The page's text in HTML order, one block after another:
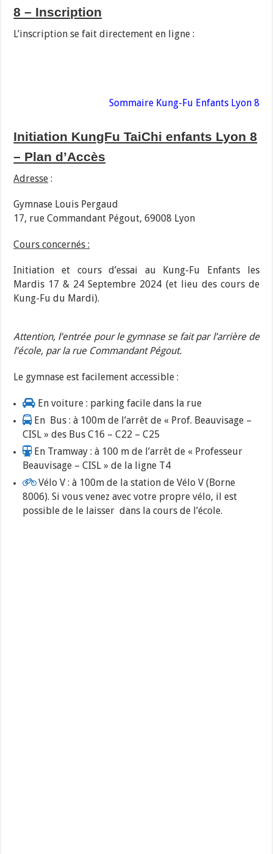
8 – Inscription
L’inscription se fait directement en ligne :
Sommaire Kung-Fu Enfants Lyon 8
Initiation KungFu TaiChi enfants Lyon 8
– Plan d’Accès
Adresse :
Gymnase Louis Pergaud
17, rue Commandant Pégout, 69008 Lyon
Cours concernés :
Initiation et cours d’essai au Kung-Fu Enfants les
Mardis 17 & 24 Septembre 2024 (et lieu des cours de
Kung-Fu du Mardi).
Attention, l’entrée pour le gymnase se fait par l’arrière de
l’école, par la rue Commandant Pégout.
Le gymnase est facilement accessible :
En voiture : parking facile dans la rue
En Bus : à 100m de l’arrêt de « Prof. Beauvisage –
CISL » des Bus C16 – C22 – C25
En Tramway : à 100 m de l’arrêt de « Professeur
Beauvisage – CISL » de la ligne T4
Vélo V : à 100m de la station de Vélo V (Borne
8006). Si vous venez avec votre propre vélo, il est
possible de le laisser dans la cours de l’école.